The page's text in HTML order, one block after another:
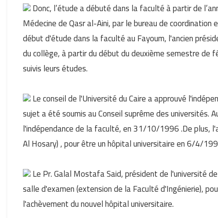
Donc, l’étude a débuté dans la faculté à partir de
Médecine de Qasr al-Aini, par le bureau de
début d'étude dans la faculté au Fayoum, l'ancien
du collège, à partir du début du deuxième semestre
suivis leurs études.
Le conseil de l'Université du Caire a approuvé
sujet a été soumis au Conseil suprême des universités.
l'indépendance de la faculté, en 31/10/1996 .De plus,
Al Hosary) , pour être un hôpital universitaire en 6/4/
Le Pr. Galal Mostafa Said, président de l'université
salle d'examen (extension de la Faculté d'Ingénierie),
l'achèvement du nouvel hôpital universitaire.